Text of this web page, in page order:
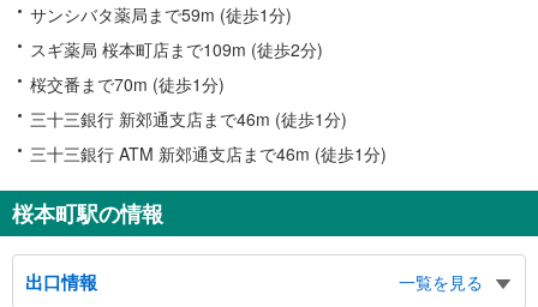
サンシバタ薬局まで59m (徒歩1分)
スギ薬局 桜本町店まで109m (徒歩2分)
桜交番まで70m (徒歩1分)
三十三銀行 新郊通支店まで46m (徒歩1分)
三十三銀行 ATM 新郊通支店まで46m (徒歩1分)
桜本町駅の情報
出口情報
一覧を見る